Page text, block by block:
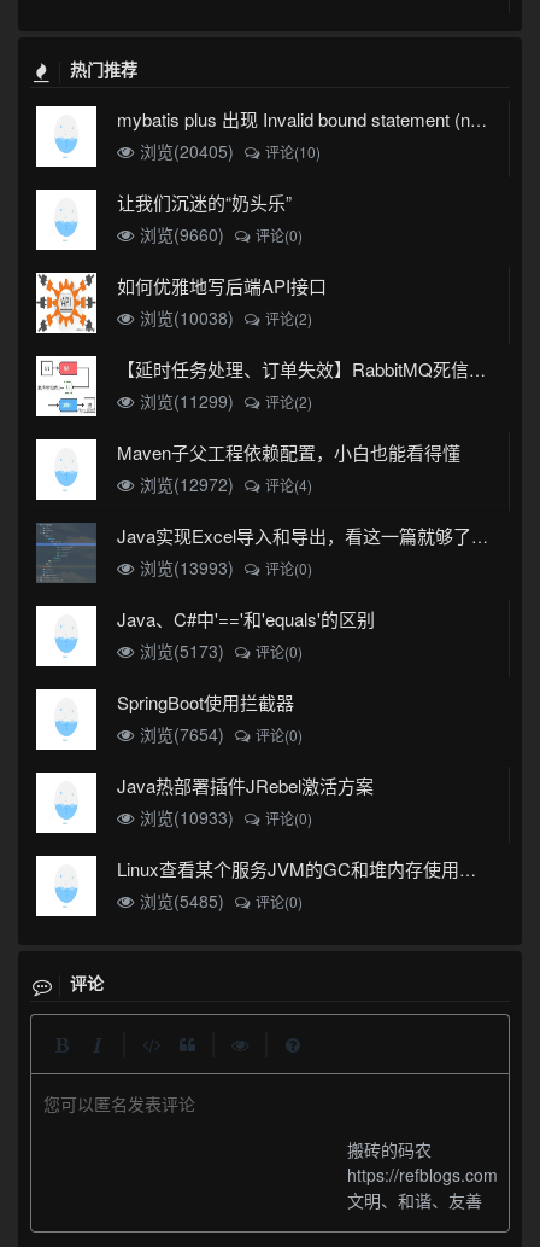
热门推荐
mybatis plus 出现 Invalid bound statement (not found)
浏览(20405)
评论(10)
让我们沉迷的“奶头乐”
浏览(9660) 评论(0)
如何优雅地写后端API接口
浏览(10038) 评论(2)
【延时任务处理、订单失效】RabbitMQ死信队列实现
浏览(11299)
评论(2)
Maven子父工程依赖配置，小白也能看得懂
浏览(12972) 评论(4)
Java实现Excel导入和导出，看这一篇就够了(珍藏版)
浏览(13993)
评论(0)
Java、C#中'=='和'equals'的区别
浏览(5173) 评论(0)
SpringBoot使用拦截器
浏览(7654) 评论(0)
Java热部署插件JRebel激活方案
浏览(10933) 评论(0)
Linux查看某个服务JVM的GC和堆内存使用情况
浏览(5485)
评论(0)
评论
您可以匿名发表评论
搬砖的码农
https://refblogs.com
文明、和谐、友善